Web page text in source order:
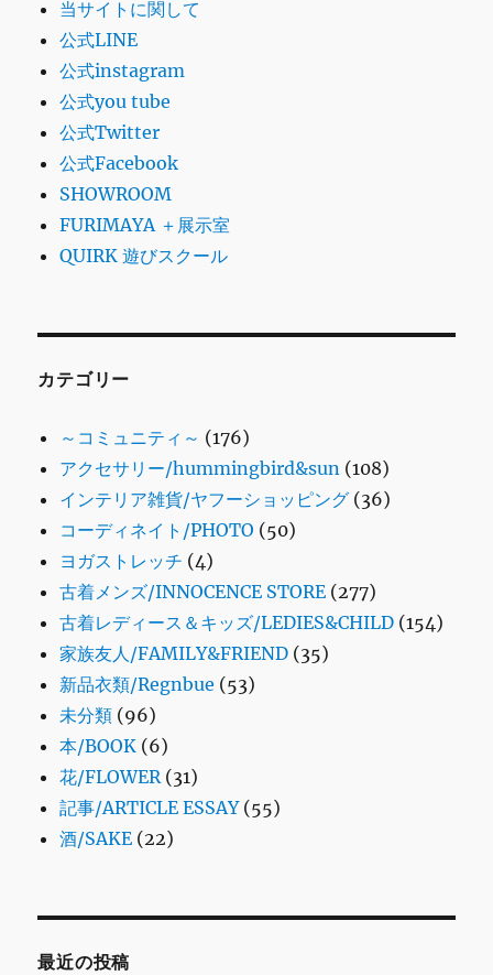
当サイトに関して
公式LINE
公式instagram
公式you tube
公式Twitter
公式Facebook
SHOWROOM
FURIMAYA ＋展示室
QUIRK 遊びスクール
カテゴリー
～コミュニティ～ (176)
アクセサリー/hummingbird&sun (108)
インテリア雑貨/ヤフーショッピング (36)
コーディネイト/PHOTO (50)
ヨガストレッチ (4)
古着メンズ/INNOCENCE STORE (277)
古着レディース＆キッズ/LEDIES&CHILD (154)
家族友人/FAMILY&FRIEND (35)
新品衣類/Regnbue (53)
未分類 (96)
本/BOOK (6)
花/FLOWER(31)
記事/ARTICLE ESSAY(55)
酒/SAKE (22)
最近の投稿